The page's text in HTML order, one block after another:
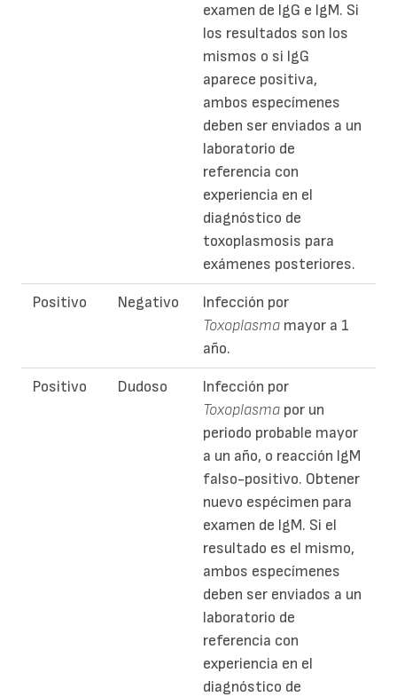
examen de IgG e IgM. Si
los resultados son los
mismos o si IgG
aparece positiva,
ambos especímenes
deben ser enviados a un
laboratorio de
referencia con
experiencia en el
diagnóstico de
toxoplasmosis para
exámenes posteriores.
Positivo Negativo
Infección por
Toxoplasma mayor a 1
año.
Positivo Dudoso
Infección por
Toxoplasma por un
periodo probable mayor
a un año, o reacción IgM
falso-positivo. Obtener
nuevo espécimen para
examen de IgM. Si el
resultado es el mismo,
ambos especímenes
deben ser enviados a un
laboratorio de
referencia con
experiencia en el
diagnóstico de